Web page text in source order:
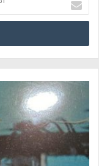
د
خ
ر
ي
د